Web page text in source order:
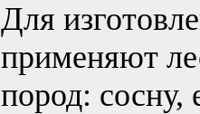
Для
применяют
пород: сосну,